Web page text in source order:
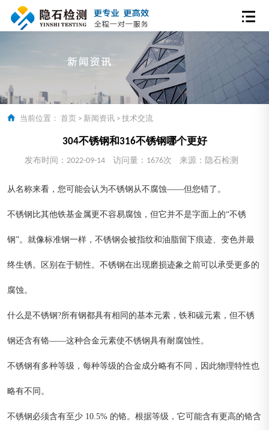
当前位置： 首页 > 新闻资讯 > 技术交流
304不锈钢和316不锈钢哪个更好
发布时间：2022-09-14 访问量：1676次 来源：隐石检测
从名称来看，您可能会认为不锈钢从不腐蚀——但您错了。
不锈钢比其他铁基金属更不容易腐蚀，但它并不是字面上的“不锈
钢”。就像标准钢一样，不锈钢会被指纹和油脂留下痕迹、变色并最
终生锈。区别在于韧性。不锈钢在出现磨损迹象之前可以承受更多的
腐蚀。
什么是不锈钢?所有钢都具有相同的基本元素，铁和碳元素，但不锈
钢还含有铬——这种合金元素使不锈钢具有耐腐蚀性。
不锈钢有多种等级，每种等级的合金成分略有不同，因此物理特性也
略有不同。
不锈钢必须含有至少 10.5% 的铬。根据等级，它可能含有更高的铬含